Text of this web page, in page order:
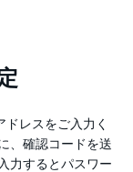
レスをご入力く
、確認コードを送
力するとパスワー